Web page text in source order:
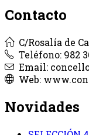
Contacto
C/Rosalía de
Teléfono: 982
Email:
Web:
Novidades